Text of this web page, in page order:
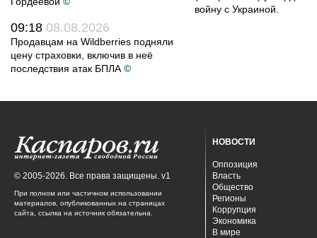
09:18 08.08.2026
Продавцам на Wildberries подняли
цену страховки, включив в неё
последствия атак БПЛА ©
войну с Украиной.
© 2005-2026. Все права защищены. v1
При полном или частичном использовании
материалов, опубликованных на страницах
сайта, ссылка на источник обязательна.
НОВОСТИ
Оппозиция
Власть
Общество
Регионы
Коррупция
Экономика
В мире